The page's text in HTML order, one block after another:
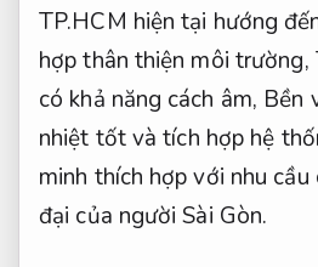
TP.HCM hiện tại hướng
hợp thân thiện môi trường,
có khả năng cách âm, Bền
nhiệt tốt và tích hợp hệ
minh thích hợp với nhu
đại của người Sài Gòn.